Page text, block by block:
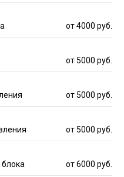
от 4000 руб.
от 5000 руб.
от 5000 руб.
от 5000 руб.
от 6000 руб.